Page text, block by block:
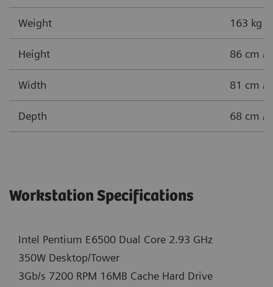
Weight 163 kg /
Height 86 cm /
Width 81 cm /
Depth 68 cm /
Workstation Specifications
Intel Pentium E6500 Dual Core 2.93 GHz
350W Desktop/Tower
3Gb/s 7200 RPM 16MB Cache Hard Drive